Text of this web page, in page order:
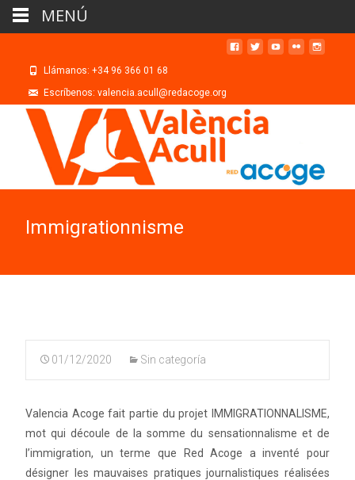
Llámanos: +34 96 366 01 68
Escríbenos: valencia.acull@redacoge.org
Immigrationnisme
01/12/2020 Sin categoría
Valencia Acoge fait partie du projet IMMIGRATIONNALISME,
mot qui découle de la somme du sensationnalisme et de
l’immigration, un terme que Red Acoge a inventé pour
désigner les mauvaises pratiques journalistiques réalisées
MENÚ